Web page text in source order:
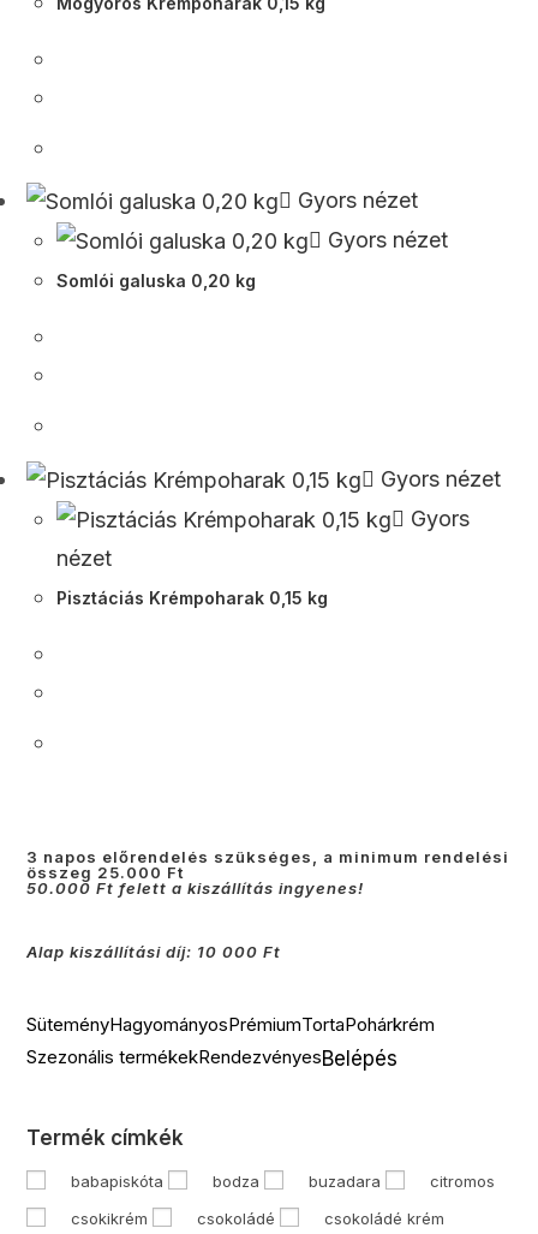
Gyors nézet
Gyors nézet
Somlói galuska 0,20 kg
Gyors nézet
Gyors
nézet
Pisztáciás Krémpoharak 0,15 kg
3 napos előrendelés szükséges, a minimum rendelési
összeg 25.000 Ft
50.000 Ft felett a kiszállítás ingyenes!
Alap kiszállítási díj: 10 000 Ft
SüteményHagyományosPrémiumTortaPohárkrém
Szezonális termékekRendezvényesBelépés
Termék címkék
babapiskóta bodza buzadara
citromos
csokikrém
csokoládé
csokoládé krém